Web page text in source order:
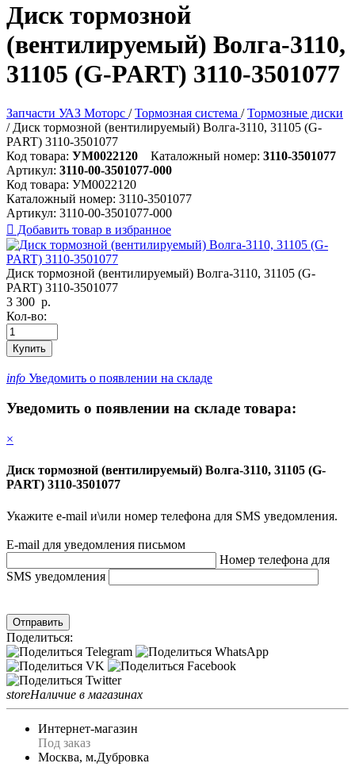
Диск тормозной
(вентилируемый) Волга-3110,
31105 (G-PART) 3110-3501077
Запчасти УАЗ Моторс / Тормозная система / Тормозные диски
/ Диск тормозной (вентилируемый) Волга-3110, 31105 (G-
PART) 3110-3501077
Код товара: УМ0022120 Каталожный номер: 3110-3501077
Артикул: 3110-00-3501077-000
Код товара: УМ0022120
Каталожный номер: 3110-3501077
Артикул: 3110-00-3501077-000
 Добавить товар в избранное
Диск тормозной (вентилируемый) Волга-3110, 31105 (G-
PART) 3110-3501077
3 300 р.
Кол-во:
Купить
info Уведомить о появлении на складе
Уведомить о появлении на складе товара:
×
Диск тормозной (вентилируемый) Волга-3110, 31105 (G-
PART) 3110-3501077
Укажите e-mail и\или номер телефона для SMS уведомления.
E-mail для уведомления письмом
Номер телефона для
SMS уведомления
Отправить
Поделиться:
storeНаличие в магазинах
Интернет-магазин
Под заказ
Москва, м.Дубровка